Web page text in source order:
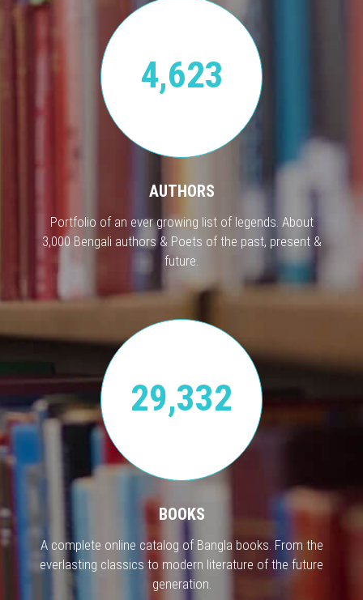
4,623
AUTHORS
Portfolio of an ever growing list of legends. About
3,000 Bengali authors & Poets of the past, present &
future.
29,332
BOOKS
A complete online catalog of Bangla books. From the
everlasting classics to modern literature of the future
generation.